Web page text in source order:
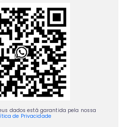
dados está garantida pela nossa
de Privacidade